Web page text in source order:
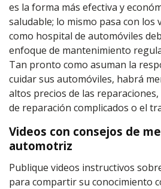
es la forma más efectiva y
saludable; lo mismo pasa con los
como hospital de automóviles
enfoque de mantenimiento
Tan pronto como asuman la
cuidar sus automóviles, habrá
altos precios de las
de reparación complicados o el
Videos con consejos de
automotriz
Publique videos instructivos
para compartir su conocimiento